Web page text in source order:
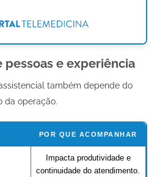
pessoas e experiência
também depende do
da operação.
POR QUE ACOMPANHAR
Impacta produtividade e
continuidade do atendimento.